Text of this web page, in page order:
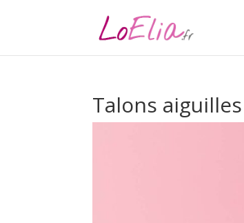
Talons